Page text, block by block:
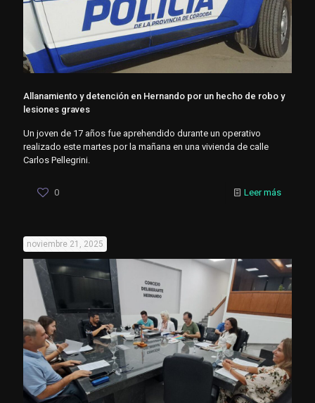
Allanamiento y detención en Hernando por un hecho de robo y
lesiones graves
Un joven de 17 años fue aprehendido durante un operativo
realizado este martes por la mañana en una vivienda de calle
Carlos Pellegrini.
0 Leer más
noviembre 21, 2025